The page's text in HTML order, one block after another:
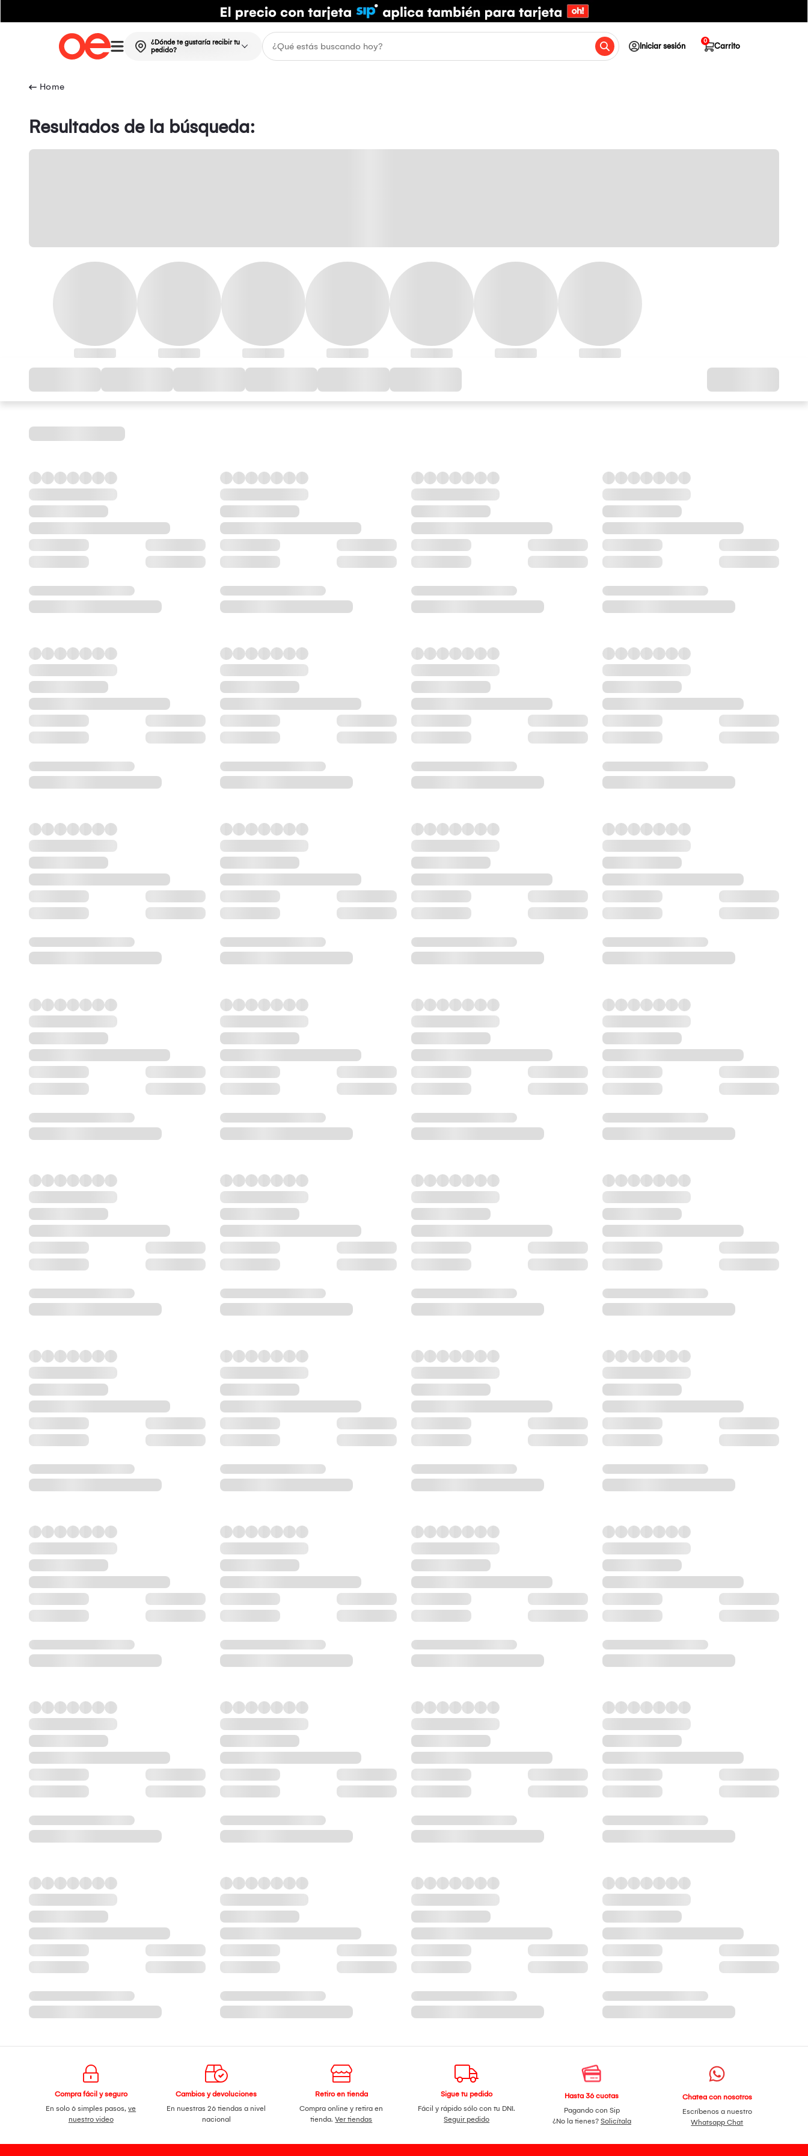
¿Dónde te gustaría recibir tu
pedido?
Iniciar sesión Carrito
0
Resultados de la búsqueda:
Compra fácil y seguro
En solo 6 simples pasos,ve
nuestro video
Cambios y devoluciones
En nuestras 26 tiendas a nivel
nacional
Retiro en tienda
Compra online y retira en
tienda.Ver tiendas
Sigue tu pedido
Fácil y rápido sólo con tu DNI.
Seguir pedido
Hasta 36 cuotas
Pagando con Sip
¿No la tienes? Solicítala
Chatea con nosotros
Escríbenos a nuestro
Whatsapp Chat